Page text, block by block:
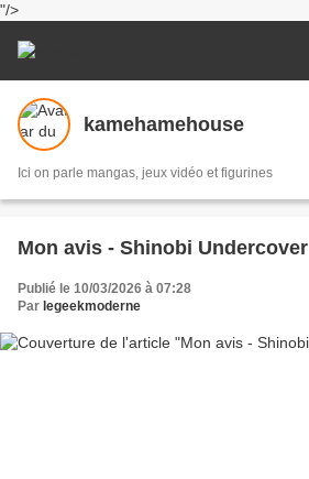
"/>
kamehamehouse
Ici on parle mangas, jeux vidéo et figurines
Mon avis - Shinobi Undercover
Publié le 10/03/2026 à 07:28
Par legeekmoderne